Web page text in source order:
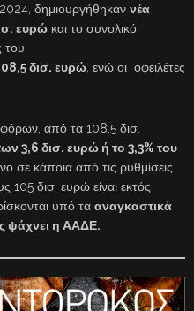
δημιουργήθηκαν νέα
ευρώ και το συνολικό
του
δισ. ευρώ , ενώ οι οφειλέτες
από τα 108,5 δισ.
3,6 δισ. ευρώ ή το 3,3% του
σε κάποια από τις ρυθμίσεις
δισ. ευρώ είναι εκτός
υπό τα αναγκαστικά
ψάχνει η ΑΑΔΕ.